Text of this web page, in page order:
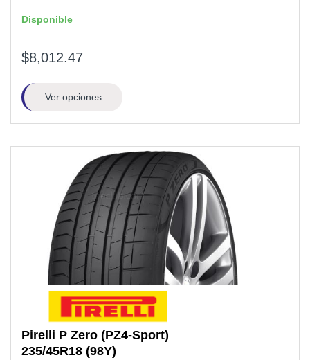
Disponible
$8,012.47
Ver opciones
Pirelli P Zero (PZ4-Sport)
235/45R18 (98Y)